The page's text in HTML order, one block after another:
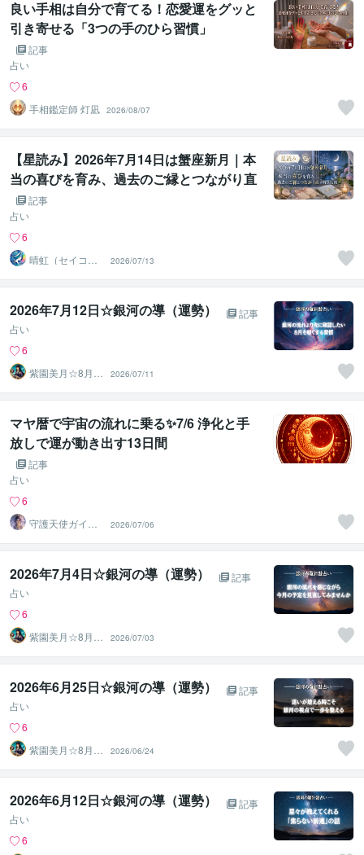
良い手相は自分で育てる！恋愛運をグッと
引き寄せる「3つの手のひら習慣」
記事
占い
6
手相鑑定師 灯凪 2026/08/07
【星読み】2026年7月14日は蟹座新月｜本
当の喜びを育み、過去のご縁とつながり直
す特別な夜
記事
占い
6
晴虹（セイコ
ー） 転換期専門
鑑定師
2026/07/13
2026年7月12日☆銀河の導（運勢）
記事
占い
6
紫園美月☆8月3
1日迄夏休み企画
親子♡
2026/07/11
マヤ暦で宇宙の流れに乗る✨7/6 浄化と手
放しで運が動き出す13日間
記事
占い
6
守護天使ガイ
ド・メッセンジ
ャー✨結実
2026/07/06
2026年7月4日☆銀河の導（運勢）
記事
占い
6
紫園美月☆8月3
1日迄夏休み企画
親子♡
2026/07/03
2026年6月25日☆銀河の導（運勢）
記事
占い
6
紫園美月☆8月3
1日迄夏休み企画
親子♡
2026/06/24
2026年6月12日☆銀河の導（運勢）
記事
占い
6